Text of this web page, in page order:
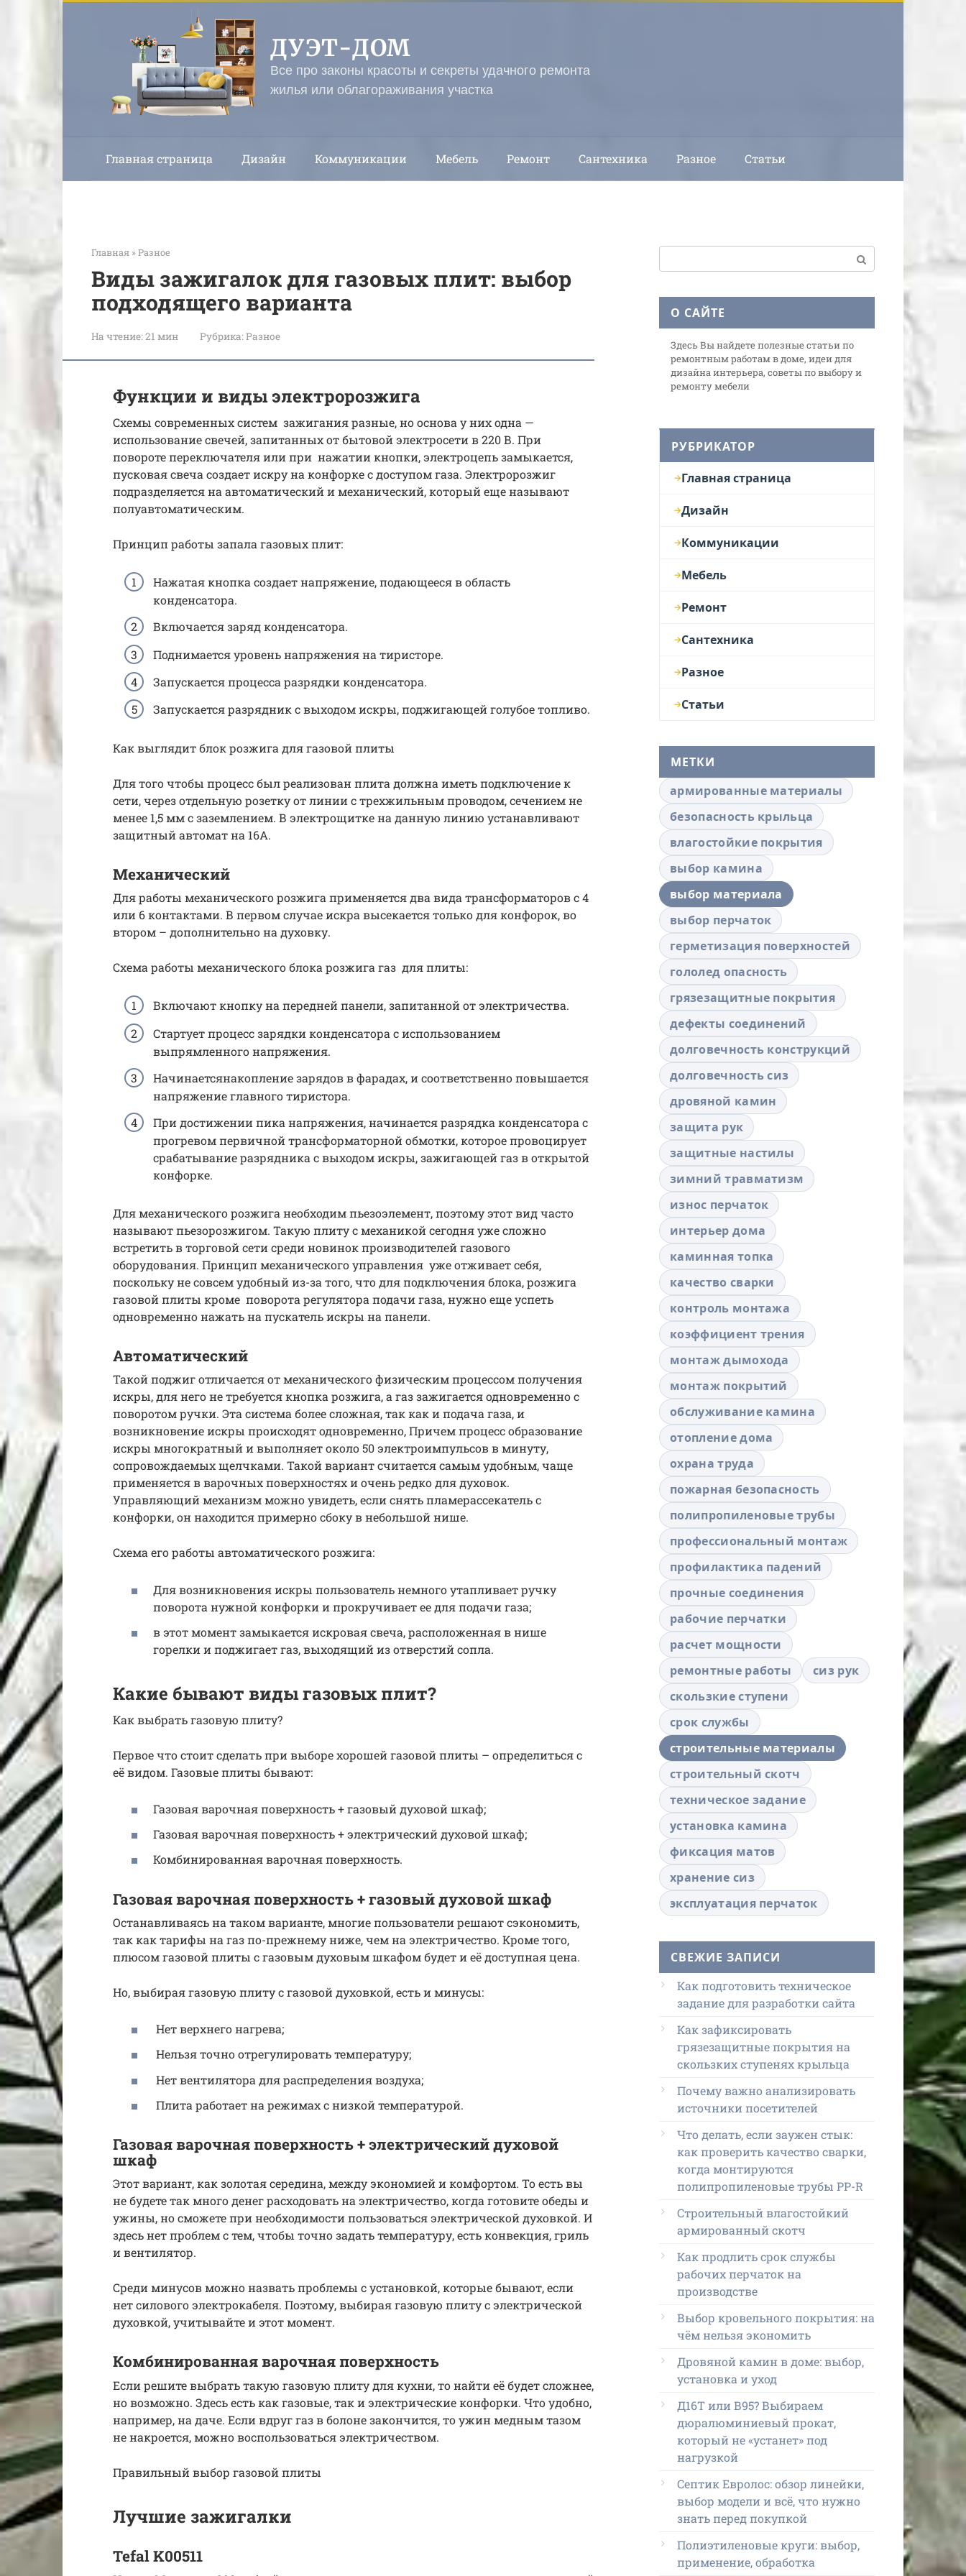
ДУЭТ-ДОМ
Все про законы красоты и секреты удачного ремонта
жилья или облагораживания участка
Главная страница Дизайн Коммуникации Мебель Ремонт Сантехника Разное Статьи
Главная »Разное
Виды зажигалок для газовых плит: выбор
подходящего варианта
На чтение:21 мин Рубрика:Разное
Функции и виды электророзжига
Схемы современных систем зажигания разные, но основа у них одна —
использование свечей, запитанных от бытовой электросети в 220 В. При
повороте переключателя или при нажатии кнопки, электроцепь замыкается,
пусковая свеча создает искру на конфорке с доступом газа. Электророзжиг
подразделяется на автоматический и механический, который еще называют
полуавтоматическим.
Принцип работы запала газовых плит:
Нажатая кнопка создает напряжение, подающееся в область
конденсатора.
Включается заряд конденсатора.
Поднимается уровень напряжения на тиристоре.
Запускается процесса разрядки конденсатора.
Запускается разрядник с выходом искры, поджигающей голубое топливо.
Как выглядит блок розжига для газовой плиты
Для того чтобы процесс был реализован плита должна иметь подключение к
сети, через отдельную розетку от линии с трехжильным проводом, сечением не
менее 1,5 мм с заземлением. В электрощитке на данную линию устанавливают
защитный автомат на 16А.
Механический
Для работы механического розжига применяется два вида трансформаторов с 4
или 6 контактами. В первом случае искра высекается только для конфорок, во
втором – дополнительно на духовку.
Схема работы механического блока розжига газ для плиты:
Включают кнопку на передней панели, запитанной от электричества.
Стартует процесс зарядки конденсатора с использованием
выпрямленного напряжения.
Начинаетсянакопление зарядов в фарадах, и соответственно повышается
напряжение главного тиристора.
При достижении пика напряжения, начинается разрядка конденсатора с
прогревом первичной трансформаторной обмотки, которое провоцирует
срабатывание разрядника с выходом искры, зажигающей газ в открытой
конфорке.
Для механического розжига необходим пьезоэлемент, поэтому этот вид часто
называют пьезорозжигом. Такую плиту с механикой сегодня уже сложно
встретить в торговой сети среди новинок производителей газового
оборудования. Принцип механического управления уже отживает себя,
поскольку не совсем удобный из-за того, что для подключения блока, розжига
газовой плиты кроме поворота регулятора подачи газа, нужно еще успеть
одновременно нажать на пускатель искры на панели.
Автоматический
Такой поджиг отличается от механического физическим процессом получения
искры, для него не требуется кнопка розжига, а газ зажигается одновременно с
поворотом ручки. Эта система более сложная, так как и подача газа, и
возникновение искры происходят одновременно, Причем процесс образование
искры многократный и выполняет около 50 электроимпульсов в минуту,
сопровождаемых щелчками. Такой вариант считается самым удобным, чаще
применяется в варочных поверхностях и очень редко для духовок.
Управляющий механизм можно увидеть, если снять пламерассекатель с
конфорки, он находится примерно сбоку в небольшой нише.
Схема его работы автоматического розжига:
Для возникновения искры пользователь немного утапливает ручку
поворота нужной конфорки и прокручивает ее для подачи газа;
в этот момент замыкается искровая свеча, расположенная в нише
горелки и поджигает газ, выходящий из отверстий сопла.
Какие бывают виды газовых плит?
Как выбрать газовую плиту?
Первое что стоит сделать при выборе хорошей газовой плиты – определиться с
её видом. Газовые плиты бывают:
Газовая варочная поверхность + газовый духовой шкаф;
Газовая варочная поверхность + электрический духовой шкаф;
Комбинированная варочная поверхность.
Газовая варочная поверхность + газовый духовой шкаф
Останавливаясь на таком варианте, многие пользователи решают сэкономить,
так как тарифы на газ по-прежнему ниже, чем на электричество. Кроме того,
плюсом газовой плиты с газовым духовым шкафом будет и её доступная цена.
Но, выбирая газовую плиту с газовой духовкой, есть и минусы:
Нет верхнего нагрева;
Нельзя точно отрегулировать температуру;
Нет вентилятора для распределения воздуха;
Плита работает на режимах с низкой температурой.
Газовая варочная поверхность + электрический духовой
шкаф
Этот вариант, как золотая середина, между экономией и комфортом. То есть вы
не будете так много денег расходовать на электричество, когда готовите обеды и
ужины, но сможете при необходимости пользоваться электрической духовкой. И
здесь нет проблем с тем, чтобы точно задать температуру, есть конвекция, гриль
и вентилятор.
Среди минусов можно назвать проблемы с установкой, которые бывают, если
нет силового электрокабеля. Поэтому, выбирая газовую плиту с электрической
духовкой, учитывайте и этот момент.
Комбинированная варочная поверхность
Если решите выбрать такую газовую плиту для кухни, то найти её будет сложнее,
но возможно. Здесь есть как газовые, так и электрические конфорки. Что удобно,
например, на даче. Если вдруг газ в болоне закончится, то ужин медным тазом
не накроется, можно воспользоваться электричеством.
Правильный выбор газовой плиты
Лучшие зажигалки
Tefal K00511
О САЙТЕ
Здесь Вы найдете полезные статьи по
ремонтным работам в доме, идеи для
дизайна интерьера, советы по выбору и
ремонту мебели
РУБРИКАТОР
Главная страница
Дизайн
Коммуникации
Мебель
Ремонт
Сантехника
Разное
Статьи
МЕТКИ
армированные материалы
безопасность крыльца
влагостойкие покрытия
выбор камина
выбор материала
выбор перчаток
герметизация поверхностей
гололед опасность
грязезащитные покрытия
дефекты соединений
долговечность конструкций
долговечность сиз
дровяной камин
защита рук
защитные настилы
зимний травматизм
износ перчаток
интерьер дома
каминная топка
качество сварки
контроль монтажа
коэффициент трения
монтаж дымохода
монтаж покрытий
обслуживание камина
отопление дома
охрана труда
пожарная безопасность
полипропиленовые трубы
профессиональный монтаж
профилактика падений
прочные соединения
рабочие перчатки
расчет мощности
ремонтные работы
сиз рук
скользкие ступени
срок службы
строительные материалы
строительный скотч
техническое задание
установка камина
фиксация матов
хранение сиз
эксплуатация перчаток
СВЕЖИЕ ЗАПИСИ
Как подготовить техническое
задание для разработки сайта
Как зафиксировать
грязезащитные покрытия на
скользких ступенях крыльца
Почему важно анализировать
источники посетителей
Что делать, если заужен стык:
как проверить качество сварки,
когда монтируются
полипропиленовые трубы PP-R
Строительный влагостойкий
армированный скотч
Как продлить срок службы
рабочих перчаток на
производстве
Выбор кровельного покрытия: на
чём нельзя экономить
Дровяной камин в доме: выбор,
установка и уход
Д16Т или В95? Выбираем
дюралюминиевый прокат,
который не «устанет» под
нагрузкой
Септик Евролос: обзор линейки,
выбор модели и всё, что нужно
знать перед покупкой
Полиэтиленовые круги: выбор,
применение, обработка